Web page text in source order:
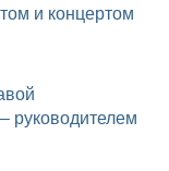
и концертом
руководителем